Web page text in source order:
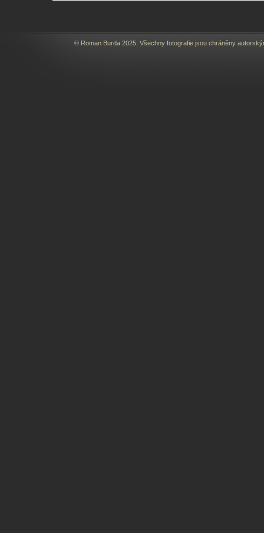
© Roman Burda 2025. Všechny fotografie jsou chráněny